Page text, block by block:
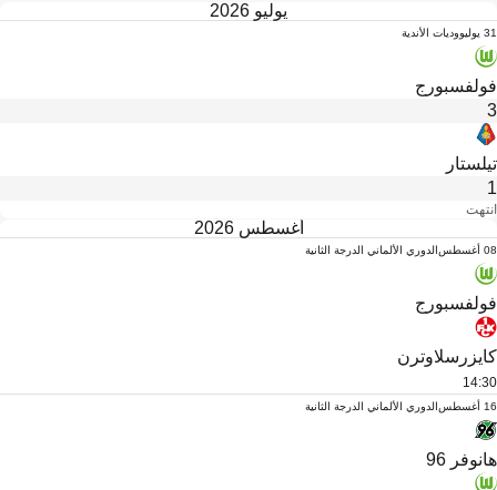
يوليو 2026
31 يوليو وديات الأندية
فولفسبورج
3
تيلستار
1
انتهت
أغسطس 2026
08 أغسطس الدوري الألماني الدرجة الثانية
فولفسبورج
كايزرسلاوترن
14:30
16 أغسطس الدوري الألماني الدرجة الثانية
هانوفر 96